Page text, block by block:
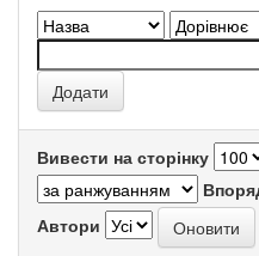
Вивести на сторінку
Автори